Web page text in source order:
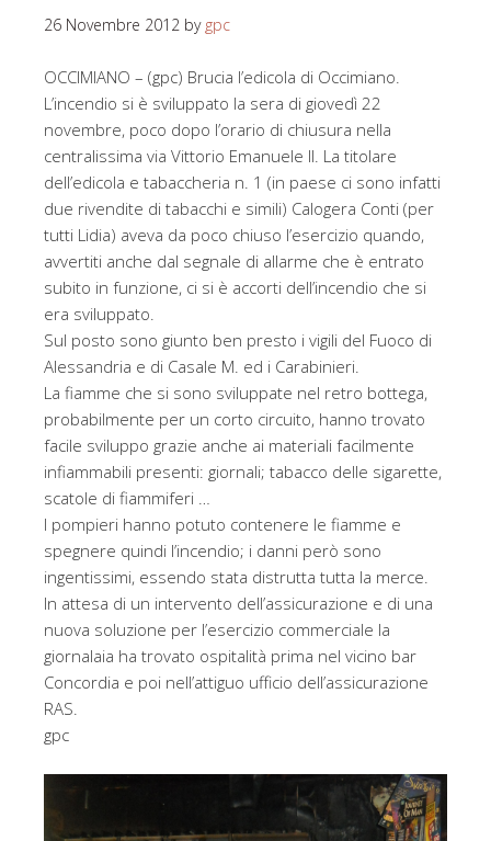
26 Novembre 2012 by gpc
OCCIMIANO – (gpc) Brucia l’edicola di Occimiano.
L’incendio si è sviluppato la sera di giovedì 22
novembre, poco dopo l’orario di chiusura nella
centralissima via Vittorio Emanuele II. La titolare
dell’edicola e tabaccheria n. 1 (in paese ci sono infatti
due rivendite di tabacchi e simili) Calogera Conti (per
tutti Lidia) aveva da poco chiuso l’esercizio quando,
avvertiti anche dal segnale di allarme che è entrato
subito in funzione, ci si è accorti dell’incendio che si
era sviluppato.
Sul posto sono giunto ben presto i vigili del Fuoco di
Alessandria e di Casale M. ed i Carabinieri.
La fiamme che si sono sviluppate nel retro bottega,
probabilmente per un corto circuito, hanno trovato
facile sviluppo grazie anche ai materiali facilmente
infiammabili presenti: giornali; tabacco delle sigarette,
scatole di fiammiferi …
I pompieri hanno potuto contenere le fiamme e
spegnere quindi l’incendio; i danni però sono
ingentissimi, essendo stata distrutta tutta la merce.
In attesa di un intervento dell’assicurazione e di una
nuova soluzione per l’esercizio commerciale la
giornalaia ha trovato ospitalità prima nel vicino bar
Concordia e poi nell’attiguo ufficio dell’assicurazione
RAS.
gpc